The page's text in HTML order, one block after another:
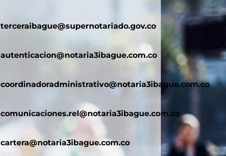
terceraibague@supernotariado.gov.co
autenticacion@notaria3ibague.com.co
coordinadoradministrativo@notaria3ibague.com.co
comunicaciones.rel@notaria3ibague.com.co
cartera@notaria3ibague.com.co